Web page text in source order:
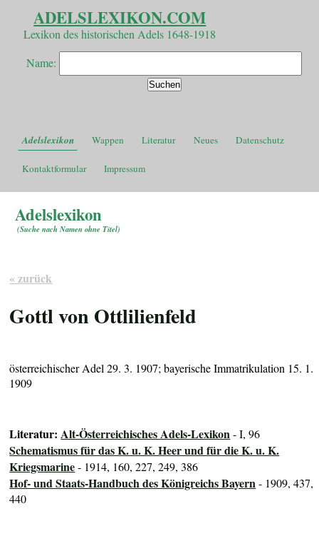
ADELSLEXIKON.COM
Lexikon des historischen Adels 1648-1918
Name:
Adelslexikon Wappen Literatur Neues Datenschutz
Kontaktformular Impressum
Adelslexikon
(Suche nach Namen ohne Titel)
« zurück
Gottl von Ottlilienfeld
österreichischer Adel 29. 3. 1907; bayerische Immatrikulation 15. 1.
1909
Literatur: Alt-Österreichisches Adels-Lexikon - I, 96
Schematismus für das K. u. K. Heer und für die K. u. K.
Kriegsmarine- 1914, 160, 227, 249, 386
Hof- und Staats-Handbuch des Königreichs Bayern - 1909, 437,
440